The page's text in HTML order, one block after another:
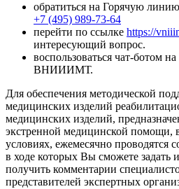
обратиться на Горячую
+7 (495) 989-73-64
перейти по ссылке https://
интересующий вопрос.
воспользоваться чат-ботом
ВНИИИМТ.
Для обеспечения методической
медицинских изделий
медицинских изделий,
экстренной медицинской помощи,
условиях, ежемесячно проводятся
в ходе которых Вы сможете
получить комментарии
представителей экспертных